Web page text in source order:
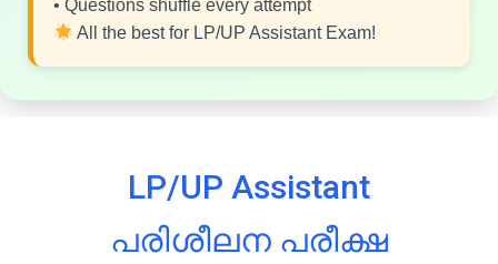
• Questions shuffle every attempt
All the best for LP/UP Assistant Exam!
LP/UP Assistant
പരിശീലന പരീക്ഷ